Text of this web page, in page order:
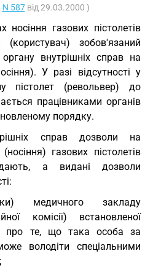
N 587від 29.03.2000 )
носіння газових пістолетів
(користувач) зобов'язаний
внутрішніх справ на
У разі відсутності у
пістолет (револьвер) до
працівниками органів
порядку.
справ дозволи на
газових пістолетів
а видані дозволи
медичного закладу
комісії) встановленої
про те, що така особа за
володіти спеціальними